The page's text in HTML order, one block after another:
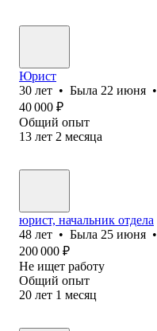
Юрист
30 лет • Была 22 июня •
40 000 ₽
Общий опыт
13 лет 2 месяца
юрист, начальник отдела
48 лет • Была 25 июня •
200 000 ₽
Не ищет работу
Общий опыт
20 лет 1 месяц